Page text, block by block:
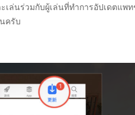
เล่นร่วมกับผู้เล่นที่ทำการอัปเดตแพ
ครับ